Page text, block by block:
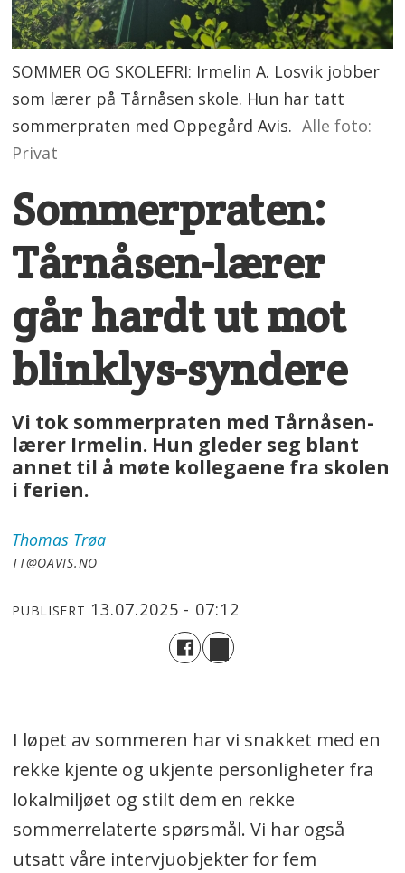
SOMMER OG SKOLEFRI: Irmelin A. Losvik jobber
som lærer på Tårnåsen skole. Hun har tatt
sommerpraten med Oppegård Avis. Alle foto:
Privat
Sommerpraten:
Tårnåsen-lærer
går hardt ut mot
blinklys-syndere
Vi tok sommerpraten med Tårnåsen-
lærer Irmelin. Hun gleder seg blant
annet til å møte kollegaene fra skolen
i ferien.
Thomas Trøa
TT@OAVIS.NO
PUBLISERT 13.07.2025 - 07:12
I løpet av sommeren har vi snakket med en
rekke kjente og ukjente personligheter fra
lokalmiljøet og stilt dem en rekke
sommerrelaterte spørsmål. Vi har også
utsatt våre intervjuobjekter for fem